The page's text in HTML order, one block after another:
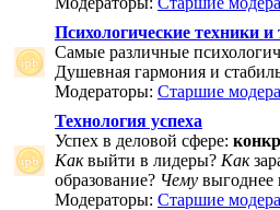
Психологические техники и
Самые различные
Душевная гармония и
Модераторы: Старшие
Технология успеха
Успех в деловой сфере:
Каквыйти в лидеры? Как
образование? Чему выгоднее
Модераторы: Старшие